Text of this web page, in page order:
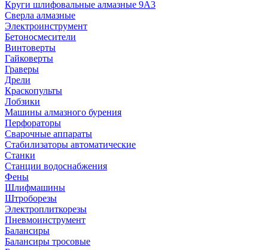
Круги шлифовальные алмазные 9А3
Сверла алмазные
Электроинструмент
Бетоносмесители
Винтоверты
Гайковерты
Граверы
Дрели
Краскопульты
Лобзики
Машины алмазного бурения
Перфораторы
Сварочные аппараты
Стабилизаторы автоматические
Станки
Станции водоснабжения
Фены
Шлифмашины
Штроборезы
Электроплиткорезы
Пневмоинструмент
Балансиры
Балансиры тросовые